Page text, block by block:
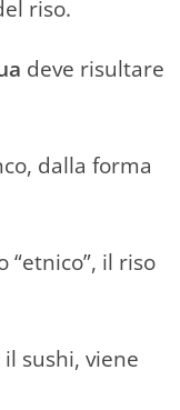
riso.
deve risultare
dalla forma
il riso
sushi, viene